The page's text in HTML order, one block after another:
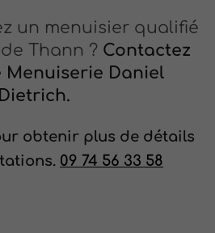
un menuisier qualifié
Thann ? Contactez
Menuiserie Daniel
Dietrich.
obtenir plus de détails
09 74 56 33 58